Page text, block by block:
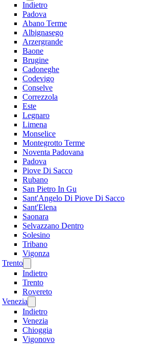
Indietro
Padova
Abano Terme
Albignasego
Arzergrande
Baone
Brugine
Cadoneghe
Codevigo
Conselve
Correzzola
Este
Legnaro
Limena
Monselice
Montegrotto Terme
Noventa Padovana
Padova
Piove Di Sacco
Rubano
San Pietro In Gu
Sant'Angelo Di Piove Di Sacco
Sant'Elena
Saonara
Selvazzano Dentro
Solesino
Tribano
Vigonza
Trento
Indietro
Trento
Rovereto
Venezia
Indietro
Venezia
Chioggia
Vigonovo